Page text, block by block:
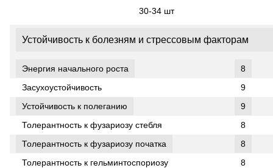
30-34 шт
Устойчивость к болезням и стрессовым факторам
Энергия начального роста
8
Засухоустойчивость
9
Устойчивость к полеганию
9
Толерантность к фузариозу стебля
8
Толерантность к фузариозу початка
8
Толерантность к гельминтоспориозу
8